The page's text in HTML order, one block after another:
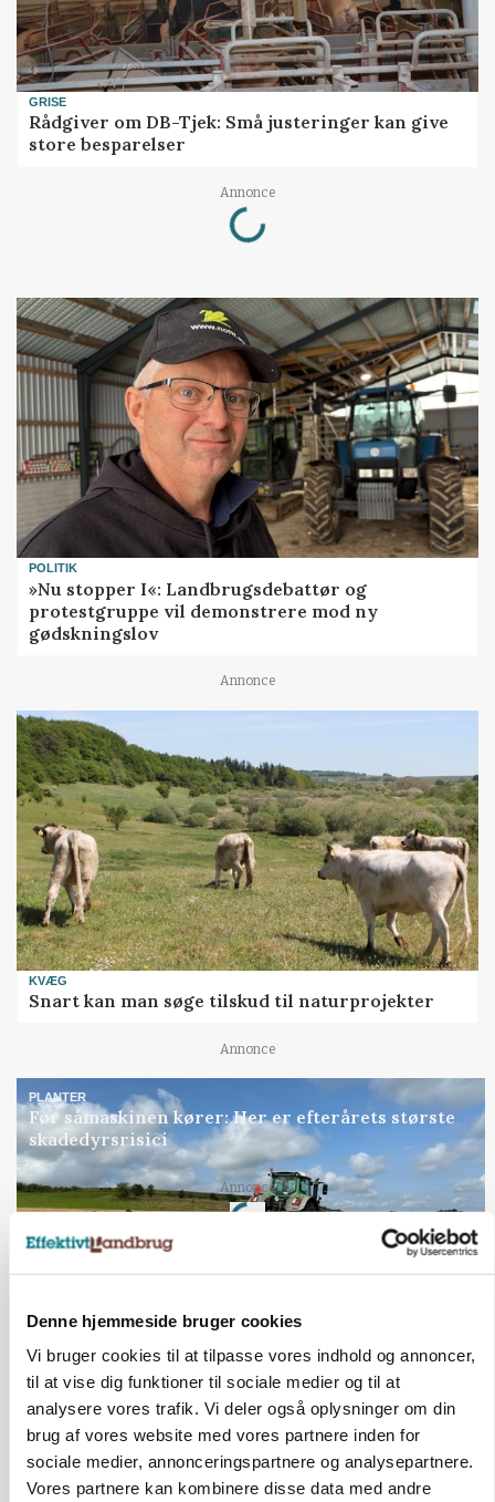
Denne hjemmeside bruger cookies
Vi bruger cookies til at tilpasse vores indhold og annoncer,
til at vise dig funktioner til sociale medier og til at
analysere vores trafik. Vi deler også oplysninger om din
brug af vores website med vores partnere inden for
sociale medier, annonceringspartnere og analysepartnere.
Vores partnere kan kombinere disse data med andre
GRISE
Rådgiver om DB-Tjek: Små justeringer kan give
store besparelser
Annonce
Loading...
POLITIK
»Nu stopper I«: Landbrugsdebattør og
protestgruppe vil demonstrere mod ny
gødskningslov
Annonce
KVÆG
Snart kan man søge tilskud til naturprojekter
Annonce
PLANTER
Før såmaskinen kører: Her er efterårets største
skadedyrsrisici
Annonce
Loading...